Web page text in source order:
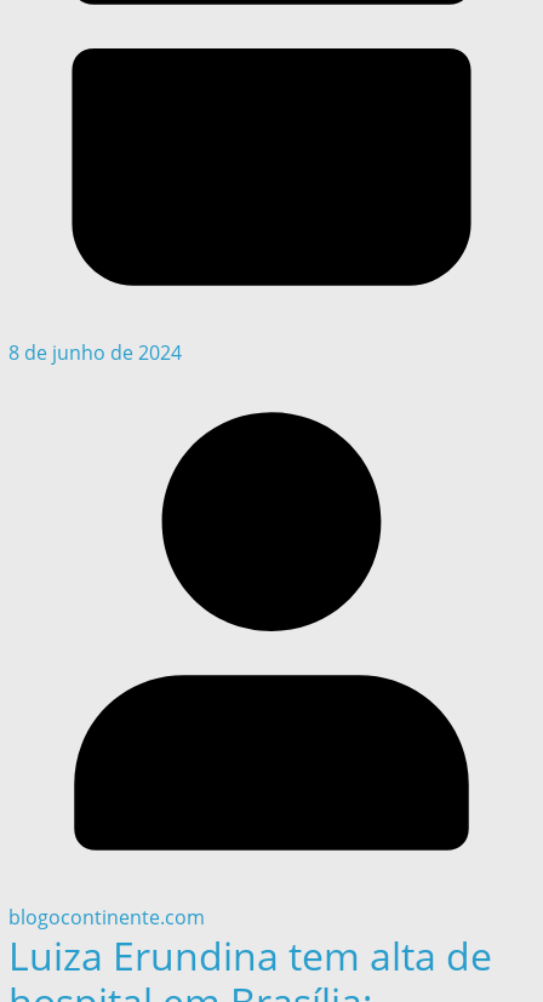
8 de junho de 2024
blogocontinente.com
Luiza Erundina tem alta de